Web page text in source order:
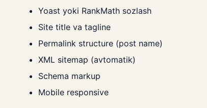
Yoast yoki RankMath sozlash
Site title va tagline
Permalink structure (post name)
XML sitemap (avtomatik)
Schema markup
Mobile responsive